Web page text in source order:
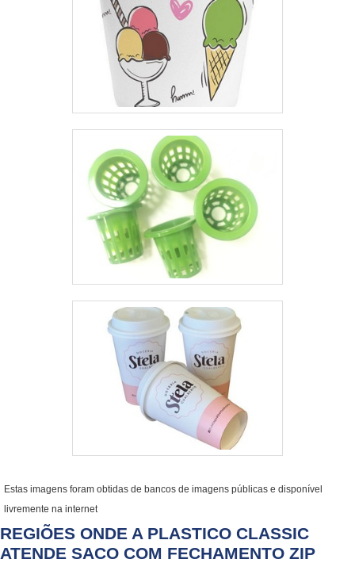
Estas imagens foram obtidas de bancos de imagens públicas e disponível
livremente na internet
REGIÕES ONDE A PLASTICO CLASSIC
ATENDE SACO COM FECHAMENTO ZIP